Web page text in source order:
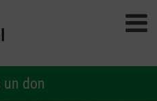
un don